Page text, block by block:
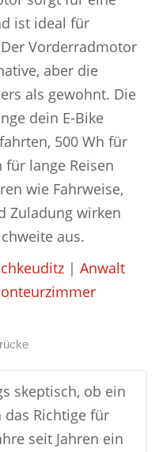
ist ideal für
Vorderradmotor
aber die
als gewohnt. Die
dein E-Bike
500 Wh für
für lange Reisen
wie Fahrweise,
Zuladung wirken
aus.
| Anwalt
skeptisch, ob ein
das Richtige für
seit Jahren ein